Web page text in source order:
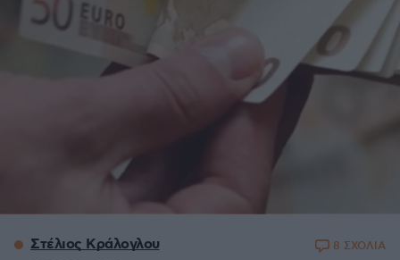
Στέλιος Κράλογλου 8 ΣΧΟΛΙΑ